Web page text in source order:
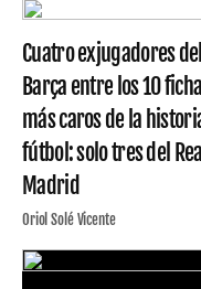
Cuatro exjugadores del
Barça entre los 10
más caros de la
fútbol: solo tres del Real
Madrid
Oriol Solé Vicente